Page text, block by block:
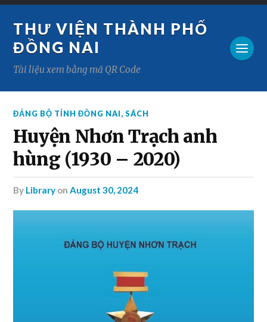
THƯ VIỆN THÀNH PHỐ
ĐỒNG NAI
Tài liệu xem bằng mã QR Code
ĐẢNG BỘ TỈNH ĐỒNG NAI,SÁCH
Huyện Nhơn Trạch anh
hùng (1930 – 2020)
by Library onAugust 30, 2024